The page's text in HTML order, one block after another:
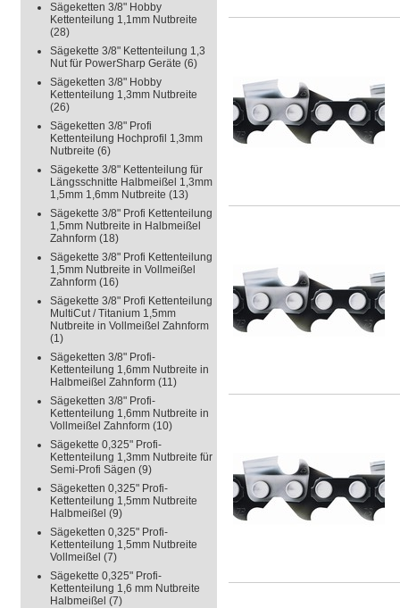
Sägeketten 3/8" Hobby
Kettenteilung 1,1mm Nutbreite
(28)
Sägekette 3/8" Kettenteilung 1,3
Nut für PowerSharp Geräte (6)
Sägeketten 3/8" Hobby
Kettenteilung 1,3mm Nutbreite
(26)
Sägeketten 3/8" Profi
Kettenteilung Hochprofil 1,3mm
Nutbreite (6)
Sägekette 3/8" Kettenteilung für
Längsschnitte Halbmeißel 1,3mm
1,5mm 1,6mm Nutbreite (13)
Sägekette 3/8" Profi Kettenteilung
1,5mm Nutbreite in Halbmeißel
Zahnform (18)
Sägekette 3/8" Profi Kettenteilung
1,5mm Nutbreite in Vollmeißel
Zahnform (16)
Sägekette 3/8" Profi Kettenteilung
MultiCut / Titanium 1,5mm
Nutbreite in Vollmeißel Zahnform
(1)
Sägeketten 3/8" Profi-
Kettenteilung 1,6mm Nutbreite in
Halbmeißel Zahnform (11)
Sägeketten 3/8" Profi-
Kettenteilung 1,6mm Nutbreite in
Vollmeißel Zahnform (10)
Sägekette 0,325" Profi-
Kettenteilung 1,3mm Nutbreite für
Semi-Profi Sägen (9)
Sägeketten 0,325" Profi-
Kettenteilung 1,5mm Nutbreite
Halbmeißel (9)
Sägeketten 0,325" Profi-
Kettenteilung 1,5mm Nutbreite
Vollmeißel (7)
Sägekette 0,325" Profi-
Kettenteilung 1,6 mm Nutbreite
Halbmeißel (7)